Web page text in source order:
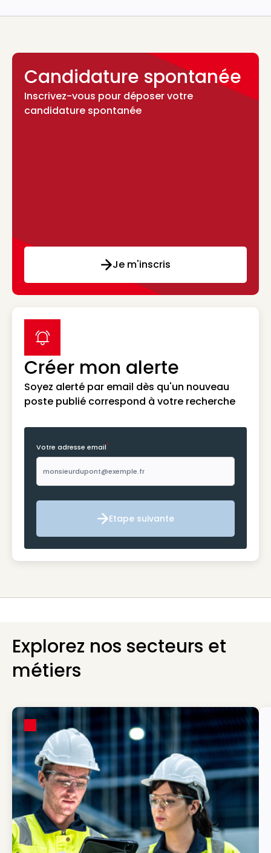
Candidature spontanée
Inscrivez-vous pour déposer votre
candidature spontanée
Je m'inscris
Créer mon alerte
Soyez alerté par email dès qu'un nouveau
poste publié correspond à votre recherche
label icon
Votre adresse email*
Etape suivante
Etape suivante
Explorez nos secteurs et
métiers